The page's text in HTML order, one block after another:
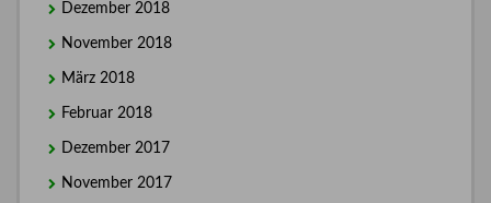
Dezember 2018
November 2018
März 2018
Februar 2018
Dezember 2017
November 2017